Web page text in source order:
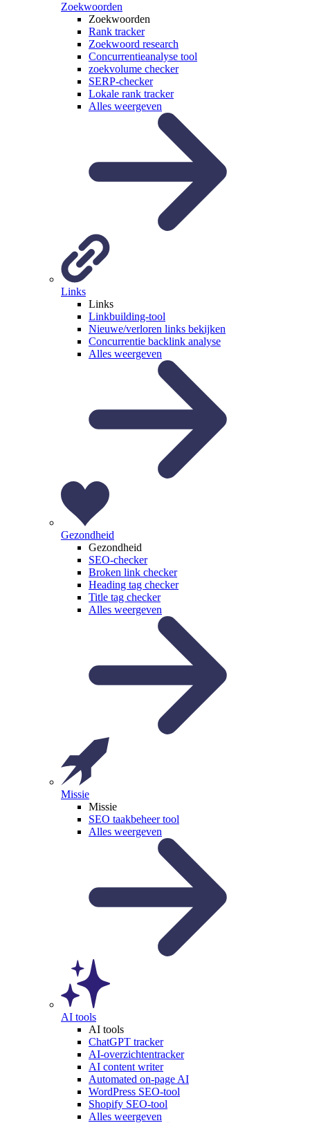
Zoekwoorden
Zoekwoorden
Rank tracker
Zoekwoord research
Concurrentieanalyse tool
zoekvolume checker
SERP-checker
Lokale rank tracker
Alles weergeven
Links
Links
Linkbuilding-tool
Nieuwe/verloren links bekijken
Concurrentie backlink analyse
Alles weergeven
Gezondheid
Gezondheid
SEO-checker
Broken link checker
Heading tag checker
Title tag checker
Alles weergeven
Missie
Missie
SEO taakbeheer tool
Alles weergeven
AI tools
AI tools
ChatGPT tracker
AI-overzichtentracker
AI content writer
Automated on-page AI
WordPress SEO-tool
Shopify SEO-tool
Alles weergeven